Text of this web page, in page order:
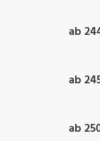
ab
ab
ab